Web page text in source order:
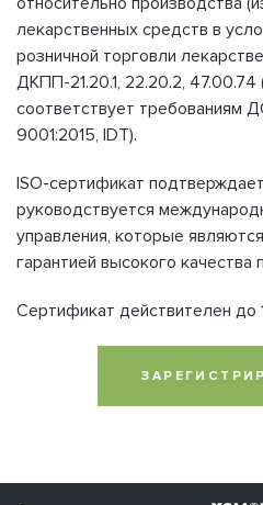
лекарственных средств в
розничной торговли
ДКПП-21.20.1, 22.20.2, 47.00.74
соответствует требованиям
9001:2015, IDT).
ISO-сертификат
руководствуется
управления, которые
гарантией высокого качества
Сертификат действителен до